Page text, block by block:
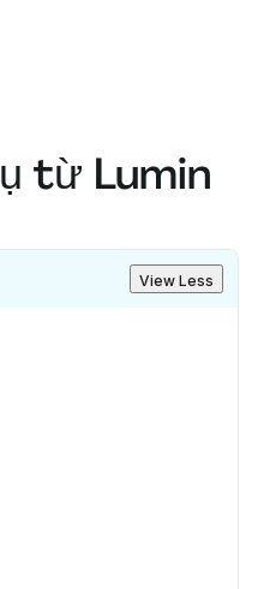
từ Lumin
View Less